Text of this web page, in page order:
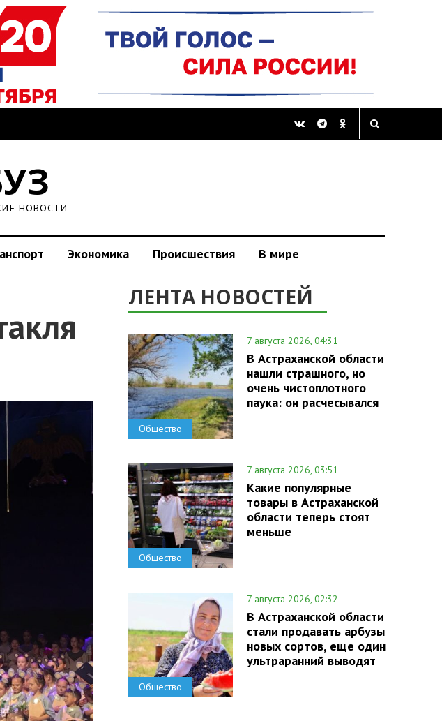
НОВОСТИ
Экономика Происшествия В мире
ЛЕНТА НОВОСТЕЙ
Общество
7 августа 2026, 04:31
В Астраханской области
нашли страшного, но
очень чистоплотного
паука: он расчесывался
Общество
7 августа 2026, 03:51
Какие популярные
товары в Астраханской
области теперь стоят
меньше
Общество
7 августа 2026, 02:32
В Астраханской области
стали продавать арбузы
новых сортов, еще один
ультраранний выводят